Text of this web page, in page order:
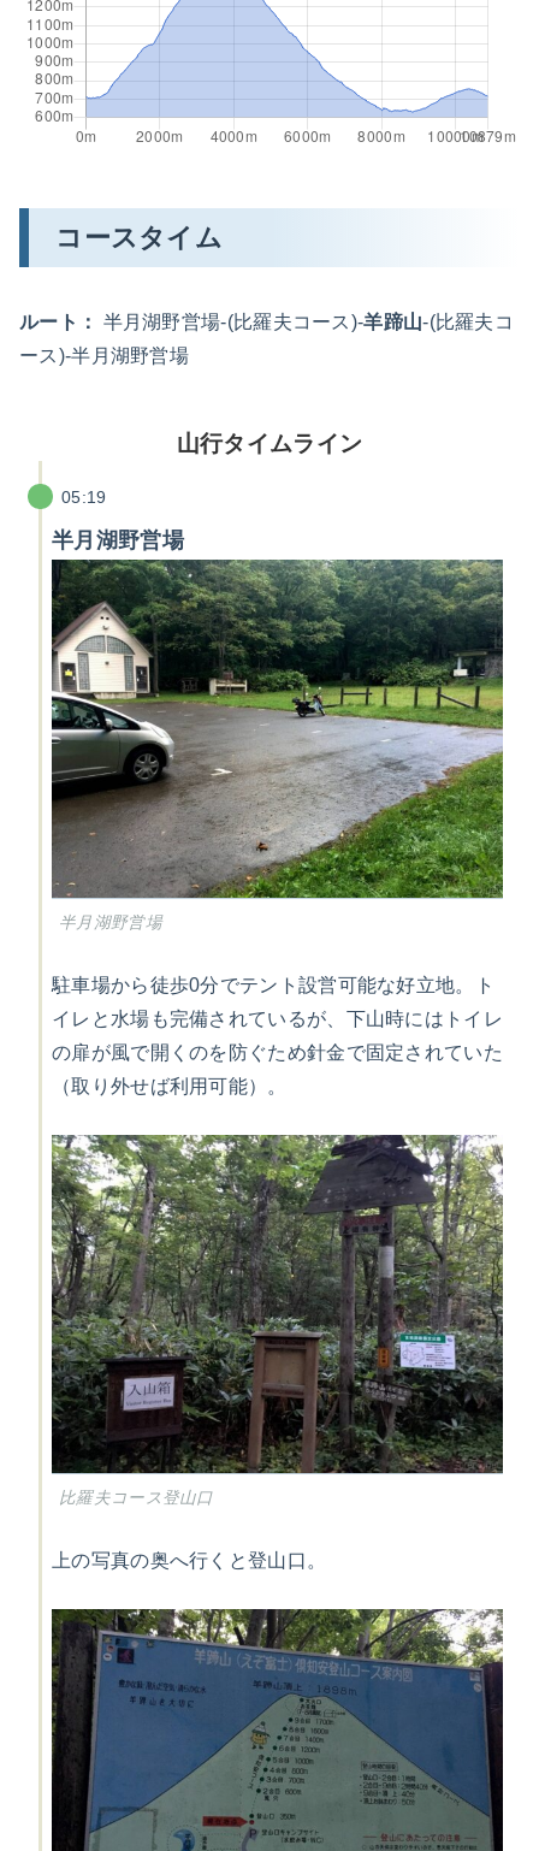
コースタイム
ルート： 半月湖野営場-(比羅夫コース)-羊蹄山-(比羅夫コ
ース)-半月湖野営場
山行タイムライン
05:19
半月湖野営場
半月湖野営場
駐車場から徒歩0分でテント設営可能な好立地。ト
イレと水場も完備されているが、下山時にはトイレ
の扉が風で開くのを防ぐため針金で固定されていた
（取り外せば利用可能）。
比羅夫コース登山口
上の写真の奥へ行くと登山口。